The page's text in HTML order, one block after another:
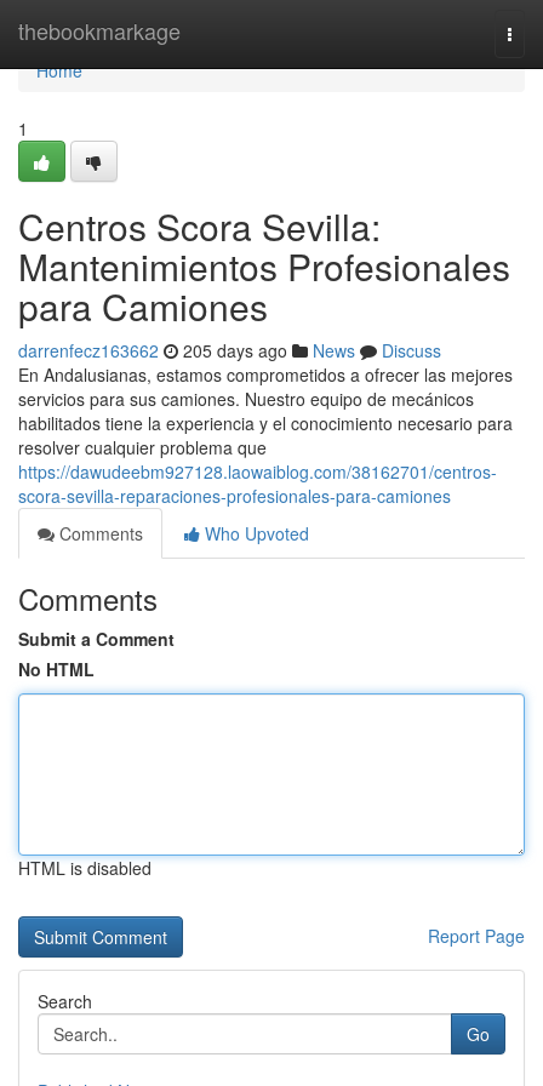
thebookmarkage
Home
Home
1
Centros Scora Sevilla:
Mantenimientos Profesionales
para Camiones
darrenfecz163662 205 days ago News
Discuss
En Andalusianas, estamos comprometidos a ofrecer las mejores
servicios para sus camiones. Nuestro equipo de mecánicos
habilitados tiene la experiencia y el conocimiento necesario para
resolver cualquier problema que
https://dawudeebm927128.laowaiblog.com/38162701/centros-
scora-sevilla-reparaciones-profesionales-para-camiones
Comments
Who Upvoted
Comments
Submit a Comment
No HTML
HTML is disabled
Report Page
Search
Go